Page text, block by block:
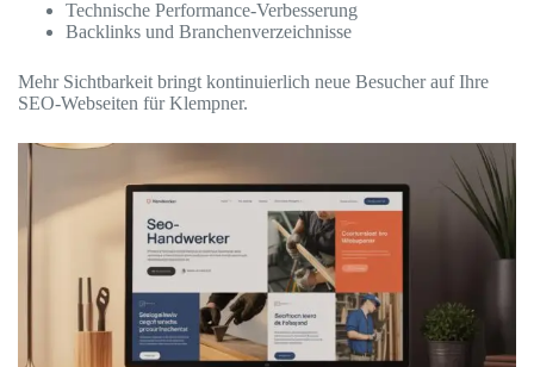
Technische Performance-Verbesserung
Backlinks und Branchenverzeichnisse
Mehr Sichtbarkeit bringt kontinuierlich neue Besucher auf Ihre
SEO-Webseiten für Klempner.